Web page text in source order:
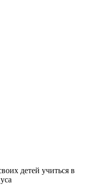
детей учиться в